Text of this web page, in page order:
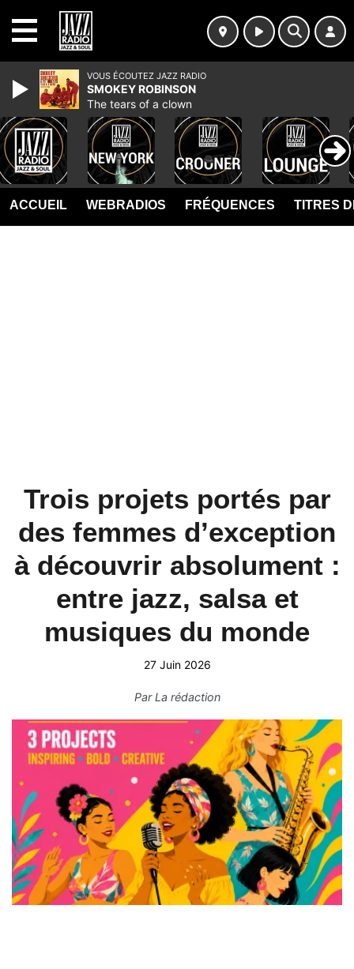
ACCUEIL WEBRADIOS FRÉQUENCES TITRES
Trois projets portés par
des femmes d’exception
à découvrir absolument :
entre jazz, salsa et
musiques du monde
27 Juin 2026
ParLa rédaction
VOUS ÉCOUTEZ JAZZ RADIO
SMOKEY ROBINSON
The tears of a clown